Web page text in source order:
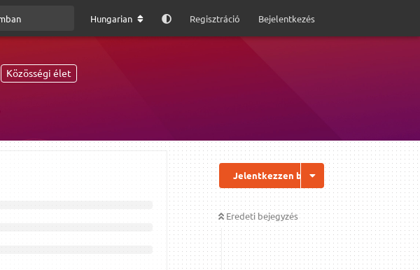
Hungarian Regisztráció Bejelentkezés
Közösségi élet
Jelentkezzen be a válaszhoz
Eredeti bejegyzés